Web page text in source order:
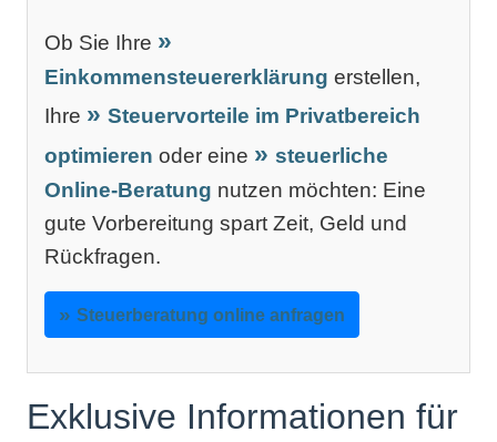
Ob Sie Ihre
Einkommensteuererklärung erstellen,
Ihre
Steuervorteile im Privatbereich
optimieren oder eine
steuerliche
Online-Beratung nutzen möchten: Eine
gute Vorbereitung spart Zeit, Geld und
Rückfragen.
Steuerberatung online anfragen
Exklusive Informationen für